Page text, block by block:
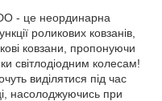
- це неординарна
роликових ковзанів,
ковзани, пропонуючи
світлодіодним колесам!
виділятися під час
насолоджуючись при